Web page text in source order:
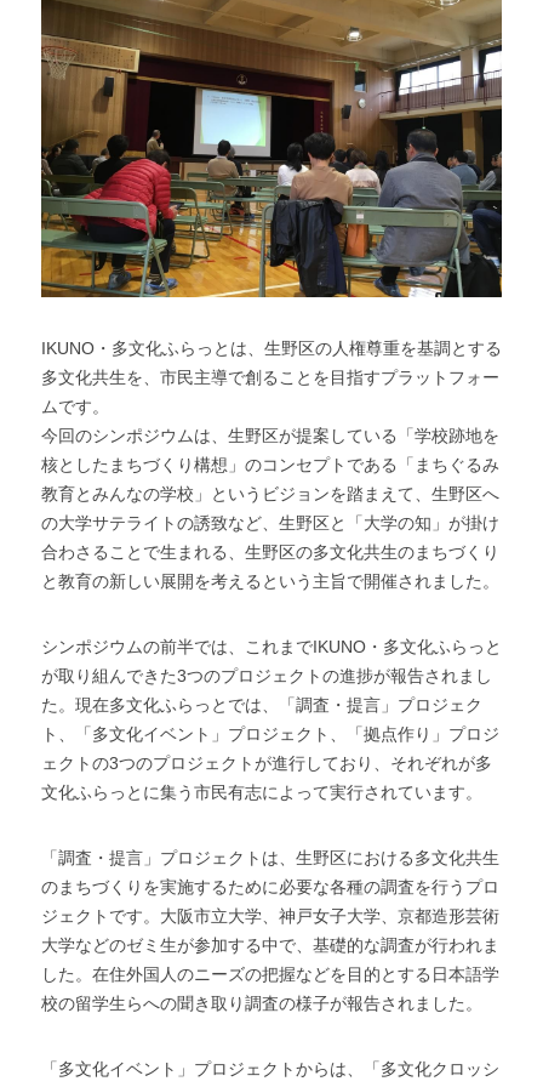
IKUNO・多文化ふらっとは、生野区の人権尊重を基調とする
多文化共生を、市民主導で創ることを目指すプラットフォー
ムです。
今回のシンポジウムは、生野区が提案している「学校跡地を
核としたまちづくり構想」のコンセプトである「まちぐるみ
教育とみんなの学校」というビジョンを踏まえて、生野区へ
の大学サテライトの誘致など、生野区と「大学の知」が掛け
合わさることで生まれる、生野区の多文化共生のまちづくり
と教育の新しい展開を考えるという主旨で開催されました。
シンポジウムの前半では、これまでIKUNO・多文化ふらっと
が取り組んできた3つのプロジェクトの進捗が報告されまし
た。現在多文化ふらっとでは、「調査・提言」プロジェク
ト、「多文化イベント」プロジェクト、「拠点作り」プロジ
ェクトの3つのプロジェクトが進行しており、それぞれが多
文化ふらっとに集う市民有志によって実行されています。
「調査・提言」プロジェクトは、生野区における多文化共生
のまちづくりを実施するために必要な各種の調査を行うプロ
ジェクトです。大阪市立大学、神戸女子大学、京都造形芸術
大学などのゼミ生が参加する中で、基礎的な調査が行われま
した。在住外国人のニーズの把握などを目的とする日本語学
校の留学生らへの聞き取り調査の様子が報告されました。
「多文化イベント」プロジェクトからは、「多文化クロッシ